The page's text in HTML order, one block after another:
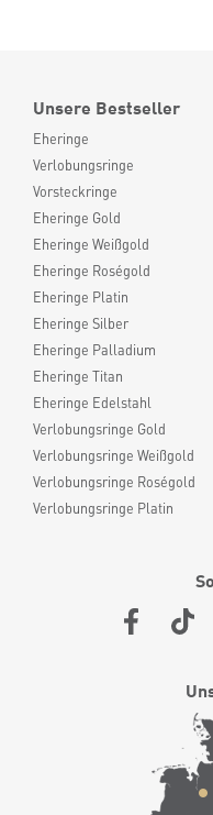
Unsere Bestseller
Eheringe
Verlobungsringe
Vorsteckringe
Eheringe Gold
Eheringe Weißgold
Eheringe Roségold
Eheringe Platin
Eheringe Silber
Eheringe Palladium
Eheringe Titan
Eheringe Edelstahl
Verlobungsringe Gold
Verlobungsringe Weißgold
Verlobungsringe Roségold
Verlobungsringe Platin